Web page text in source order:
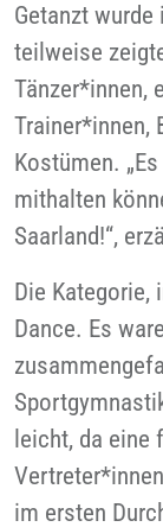
Getanzt
teilweise
Tänzer*innen,
Trainer*innen,
Kostümen.
mithalten
Saarland!“,
Die Kategorie,
Dance. Es
leicht, da eine
im ersten